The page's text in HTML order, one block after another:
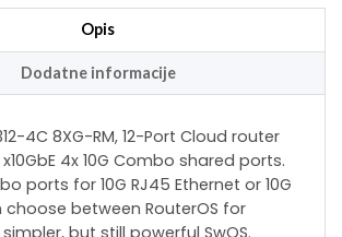
Opis
Dodatne informacije
4C 8XG-RM, 12-Port Cloud router
4x 10G Combo shared ports.
ports for 10G RJ45 Ethernet or 10G
choose between RouterOS for
but still powerful SwOS.